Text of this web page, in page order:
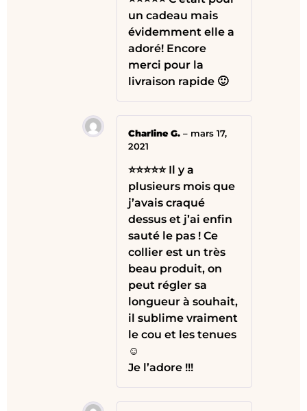
un cadeau mais
évidemment elle a
adoré! Encore
merci pour la
livraison rapide 🙂
Charline G. – mars 17,
2021
⭐⭐⭐⭐⭐ Il y a
plusieurs mois que
j’avais craqué
dessus et j’ai enfin
sauté le pas ! Ce
collier est un très
beau produit, on
peut régler sa
longueur à souhait,
il sublime vraiment
le cou et les tenues
☺️
Je l’adore !!!